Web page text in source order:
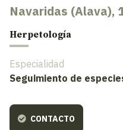
Navaridas (Alava),
Herpetología
Especialidad
Seguimiento de
CONTACTO